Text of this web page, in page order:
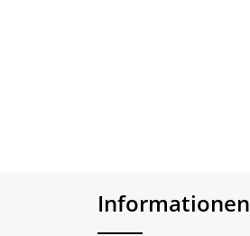
Informationen